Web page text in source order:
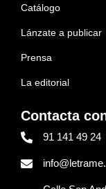
Catálogo
Lánzate a publicar
Prensa
La editorial
Contacta
91 141 49 24